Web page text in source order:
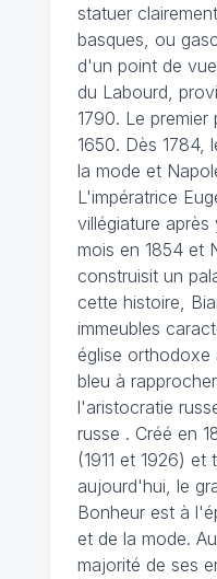
statuer
basques, ou
d'un point de
du Labourd,
1790. Le
1650. Dès 1784,
la mode et
L'impératrice
villégiature
mois en 1854 et
construisit un
cette histoire,
immeubles
église
bleu à
l'aristocratie
russe . Créé en
(1911 et 1926)
aujourd'hui, le
Bonheur est à
et de la mode.
majorité de ses